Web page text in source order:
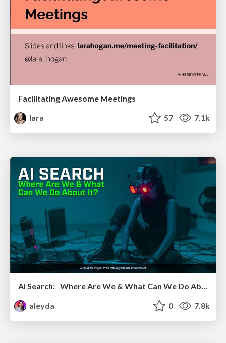
Facilitating Awesome Meetings
lara
57 7.1k
AI Search: Where Are We & What Can We Do About It?
aleyda
0 7.8k